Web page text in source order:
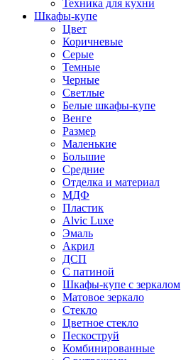
Техника для кухни
Шкафы-купе
Цвет
Коричневые
Серые
Темные
Черные
Светлые
Белые шкафы-купе
Венге
Размер
Маленькие
Большие
Средние
Отделка и материал
МДФ
Пластик
Alvic Luxe
Эмаль
Акрил
ДСП
С патиной
Шкафы-купе с зеркалом
Матовое зеркало
Стекло
Цветное стекло
Пескоструй
Комбинированные